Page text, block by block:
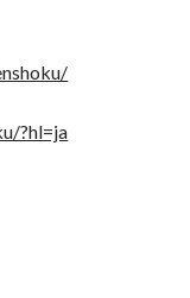
?hl=ja